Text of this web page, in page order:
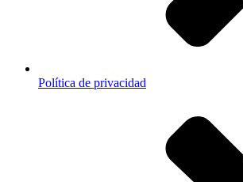
Política de privacidad